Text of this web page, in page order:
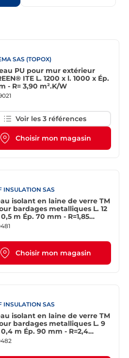
SAS (TOPOX)
PU pour mur extérieur
ITE L. 1200 x l. 1000 x Ép.
- R= 3,90 m².K/W
Voir les 3 références
Choisir mon magasin
INSULATION SAS
isolant en laine de verre TM
bardages metalliques L. 12
m Ép. 70 mm - R=1,85
Choisir mon magasin
INSULATION SAS
isolant en laine de verre TM
bardages metalliques L. 9
m Ép. 90 mm - R=2,4